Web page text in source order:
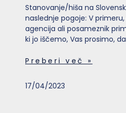
Stanovanje/hiša na
naslednje pogoje: V
agencija ali posameznik
ki jo iščemo, Vas prosimo,
Preberi več »
17/04/2023